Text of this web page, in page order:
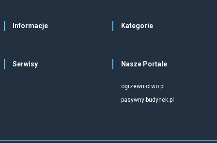
Informacje Kategorie
Serwisy Nasze Portale
ogrzewnictwo.pl
pasywny-budynek.pl